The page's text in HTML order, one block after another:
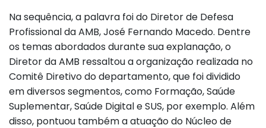
Na sequência, a palavra foi do Diretor de Defesa
Profissional da AMB, José Fernando Macedo. Dentre
os temas abordados durante sua explanação, o
Diretor da AMB ressaltou a organização realizada no
Comitê Diretivo do departamento, que foi dividido
em diversos segmentos, como Formação, Saúde
Suplementar, Saúde Digital e SUS, por exemplo. Além
disso, pontuou também a atuação do Núcleo de